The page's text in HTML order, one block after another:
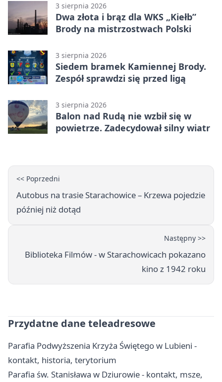
3 sierpnia 2026
Dwa złota i brąz dla WKS „Kiełb”
Brody na mistrzostwach Polski
3 sierpnia 2026
Siedem bramek Kamiennej Brody.
Zespół sprawdzi się przed ligą
3 sierpnia 2026
Balon nad Rudą nie wzbił się w
powietrze. Zadecydował silny wiatr
<< Poprzedni
Autobus na trasie Starachowice – Krzewa pojedzie
później niż dotąd
Następny >>
Biblioteka Filmów - w Starachowicach pokazano
kino z 1942 roku
Przydatne dane teleadresowe
Parafia Podwyższenia Krzyża Świętego w Lubieni -
kontakt, historia, terytorium
Parafia św. Stanisława w Dziurowie - kontakt, msze,